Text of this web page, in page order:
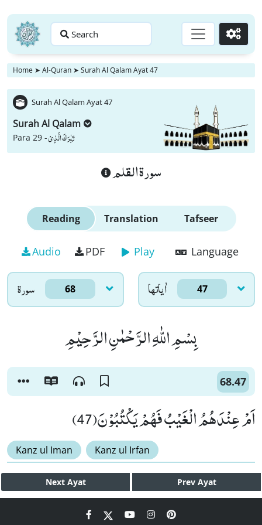
Search Go
Home ➤ Al-Quran ➤ Surah Al Qalam Ayat 47
Surah Al Qalam Ayat 47
Surah Al Qalam
Para 29 -تَبٰرَكَ الَّذِیْ
سورة القلم
Reading Translation Tafseer
Audio PDF Play Language
سورۃ 68 اٰياتها 47
بِسْمِ اللّٰهِ الرَّحْمٰنِ الرَّحِیْمِ
68.47
اَمْ عِنْدَهُمُ الْغَیْبُ فَهُمْ یَكْتُبُوْنَ(47)
Kanz ul Iman Kanz ul Irfan
Next Ayat Prev Ayat